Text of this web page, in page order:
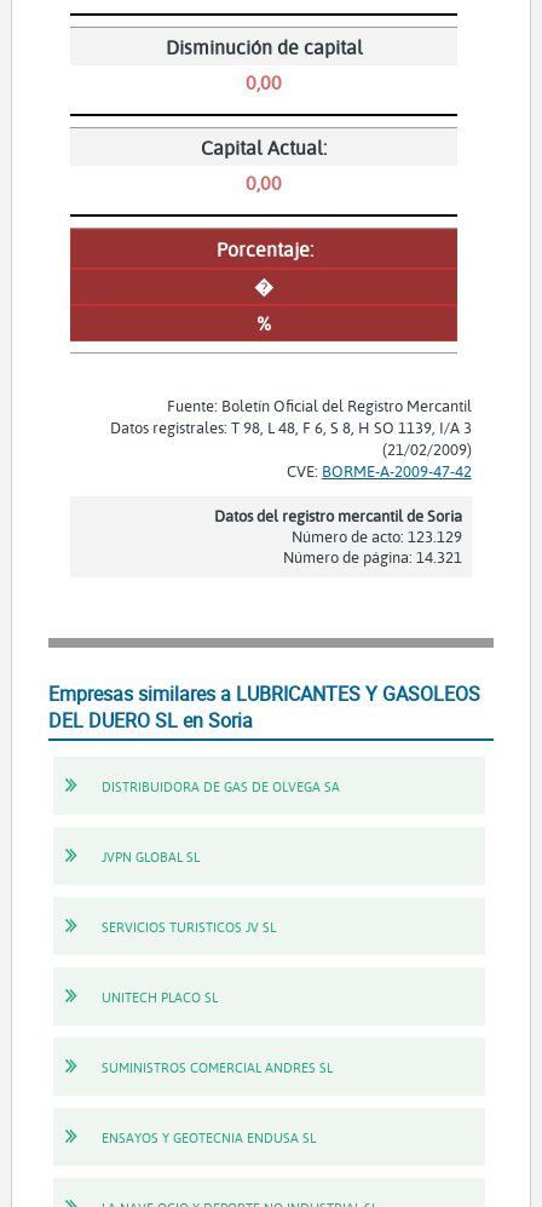
Disminución de capital
0,00
Capital Actual:
0,00
Porcentaje:
�
%
Fuente: Boletín Oficial del Registro Mercantil
Datos registrales: T 98, L 48, F 6, S 8, H SO 1139, I/A 3
(21/02/2009)
CVE: BORME-A-2009-47-42
Datos del registro mercantil de Soria
Número de acto: 123.129
Número de página: 14.321
Empresas similares a LUBRICANTES Y GASOLEOS
DEL DUERO SL en Soria
DISTRIBUIDORA DE GAS DE OLVEGA SA
JVPN GLOBAL SL
SERVICIOS TURISTICOS JV SL
UNITECH PLACO SL
SUMINISTROS COMERCIAL ANDRES SL
ENSAYOS Y GEOTECNIA ENDUSA SL